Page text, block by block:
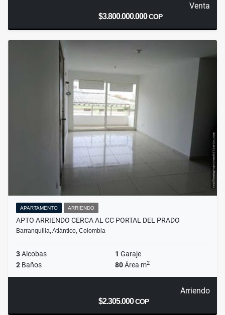
Venta
$3.800.000.000COP
APARTAMENTO ARRIENDO
APTO ARRIENDO CERCA AL CC PORTAL DEL PRADO
Barranquilla, Atlántico, Colombia
3Alcobas 1 Garaje
2 Baños 80Área m2
Arriendo
$2.305.000COP